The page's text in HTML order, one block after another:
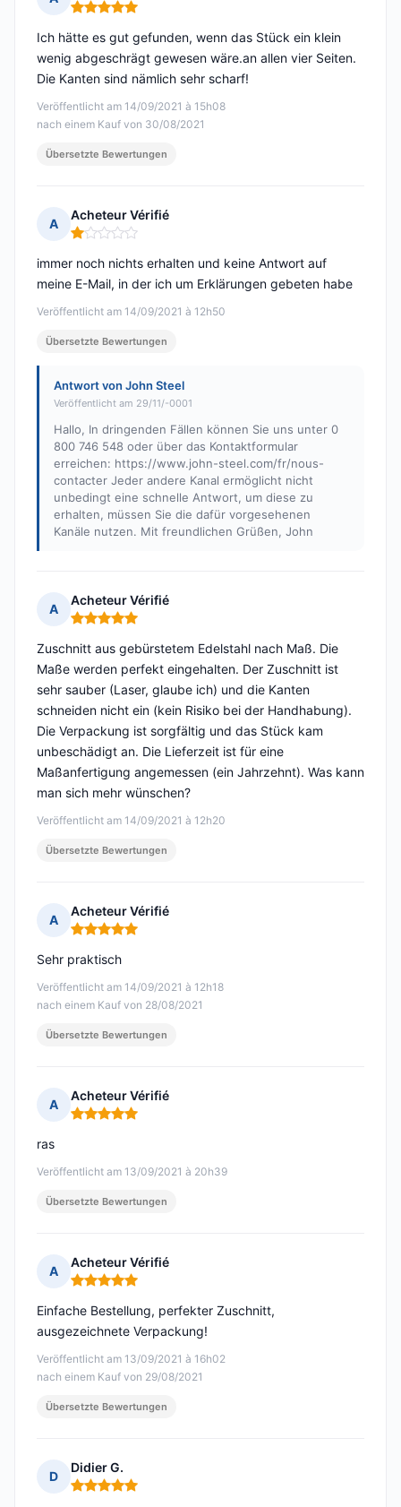
Hinweis: 5 von 5
Veröffentlicht am 14/09/2021 à 15h08
nach einem Kauf von 30/08/2021
Ich hätte es gut gefunden, wenn das Stück ein klein
wenig abgeschrägt gewesen wäre.an allen vier Seiten.
Die Kanten sind nämlich sehr scharf!
Übersetzte Bewertungen
A
Acheteur Vérifié
Hinweis: 1 von 5
Veröffentlicht am 14/09/2021 à 12h50
immer noch nichts erhalten und keine Antwort auf
meine E-Mail, in der ich um Erklärungen gebeten habe
Übersetzte Bewertungen
Antwort von John Steel
Veröffentlicht am 29/11/-0001
Hallo, In dringenden Fällen können Sie uns unter 0
800 746 548 oder über das Kontaktformular
erreichen: https://www.john-steel.com/fr/nous-
contacter Jeder andere Kanal ermöglicht nicht
unbedingt eine schnelle Antwort, um diese zu
erhalten, müssen Sie die dafür vorgesehenen
Kanäle nutzen. Mit freundlichen Grüßen, John
A
Acheteur Vérifié
Hinweis: 5 von 5
Veröffentlicht am 14/09/2021 à 12h20
Zuschnitt aus gebürstetem Edelstahl nach Maß. Die
Maße werden perfekt eingehalten. Der Zuschnitt ist
sehr sauber (Laser, glaube ich) und die Kanten
schneiden nicht ein (kein Risiko bei der Handhabung).
Die Verpackung ist sorgfältig und das Stück kam
unbeschädigt an. Die Lieferzeit ist für eine
Maßanfertigung angemessen (ein Jahrzehnt). Was kann
man sich mehr wünschen?
Übersetzte Bewertungen
A
Acheteur Vérifié
Hinweis: 5 von 5
Veröffentlicht am 14/09/2021 à 12h18
nach einem Kauf von 28/08/2021
Sehr praktisch
Übersetzte Bewertungen
A
Acheteur Vérifié
Hinweis: 5 von 5
Veröffentlicht am 13/09/2021 à 20h39
ras
Übersetzte Bewertungen
A
Acheteur Vérifié
Hinweis: 5 von 5
Veröffentlicht am 13/09/2021 à 16h02
nach einem Kauf von 29/08/2021
Einfache Bestellung, perfekter Zuschnitt,
ausgezeichnete Verpackung!
Übersetzte Bewertungen
D
Didier G.
Hinweis: 5 von 5